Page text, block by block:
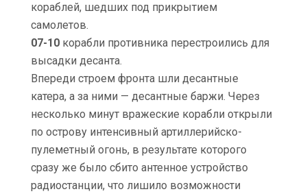
кораблей, шедших под прикрытием
самолетов.
07-10 корабли противника перестроились для
высадки десанта.
Впереди строем фронта шли десантные
катера, а за ними — десантные баржи. Через
несколько минут вражеские корабли открыли
по острову интенсивный артиллерийско-
пулеметный огонь, в результате которого
сразу же было сбито антенное устройство
радиостанции, что лишило возможности